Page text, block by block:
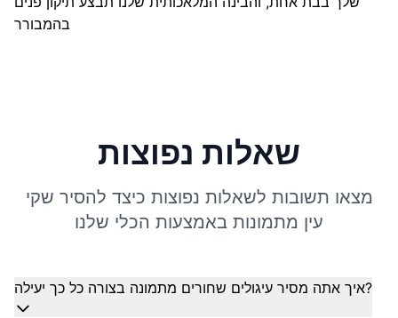
בהמבורר
שאלות נפוצות
מצאו תשובות לשאלות נפוצות כיצד להסיר שקי
עין מתמונות באמצעות הכלי שלנו
איך אתה מסיר עיגולים שחורים מתמונה בצורה כל כך יעילה?